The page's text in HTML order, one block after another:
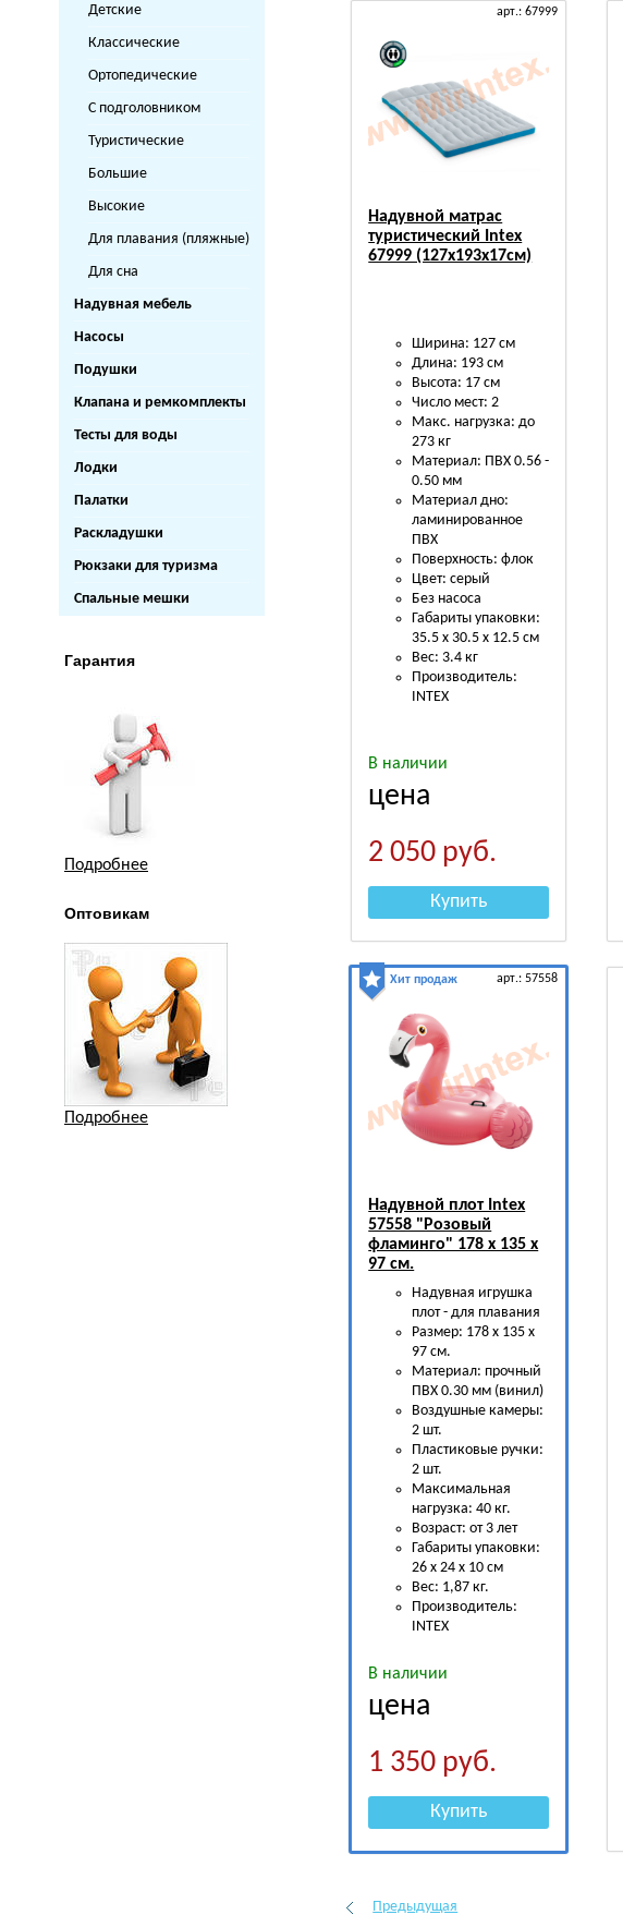
Детские
Классические
Ортопедические
С подголовником
Туристические
Большие
Высокие
Для плавания (пляжные)
Для сна
Надувная мебель
Насосы
Подушки
Клапана и ремкомплекты
Тесты для воды
Лодки
Палатки
Раскладушки
Рюкзаки для туризма
Спальные мешки
Гарантия
Подробнее
Оптовикам
Подробнее
арт.: 67999
Надувной матрас
туристический Intex
67999 (127х193х17см)
Ширина: 127 см
Длина: 193 см
Высота: 17 см
Число мест: 2
Макс. нагрузка: до
273 кг
Материал: ПВХ 0.56 -
0.50 мм
Материал дно:
ламинированное
ПВХ
Поверхность: флок
Цвет: серый
Без насоса
Габариты упаковки:
35.5 х 30.5 х 12.5 см
Вес: 3.4 кг
Производитель:
INTEX
В наличии
цена
2 050 руб.
Купить
Хит продаж арт.: 57558
Надувной плот Intex
57558 "Розовый
фламинго" 178 х 135 х
97 см.
Надувная игрушка
плот - для плавания
Размер: 178 х 135 х
97 см.
Материал: прочный
ПВХ 0.30 мм (винил)
Воздушные камеры:
2 шт.
Пластиковые ручки:
2 шт.
Максимальная
нагрузка: 40 кг.
Возраст: от 3 лет
Габариты упаковки:
26 х 24 х 10 см
Вес: 1,87 кг.
Производитель:
INTEX
В наличии
цена
1 350 руб.
Купить
Предыдущая